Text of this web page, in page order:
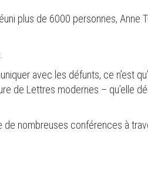
plus de 6000 personnes, Anne
avec les défunts, ce n’est
de Lettres modernes – qu’elle
de nombreuses conférences à